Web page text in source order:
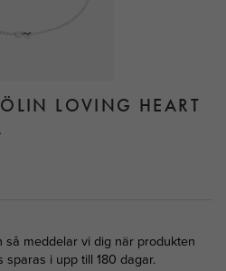
LOVING HEART
meddelar vi dig när produkten
i upp till 180 dagar.